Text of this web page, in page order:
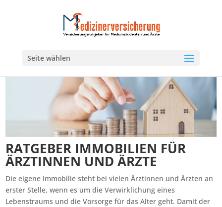
Seite wählen
RATGEBER IMMOBILIEN FÜR
ÄRZTINNEN UND ÄRZTE
Die eigene Immobilie steht bei vielen Ärztinnen und Ärzten an
erster Stelle, wenn es um die Verwirklichung eines
Lebenstraums und die Vorsorge für das Alter geht. Damit der